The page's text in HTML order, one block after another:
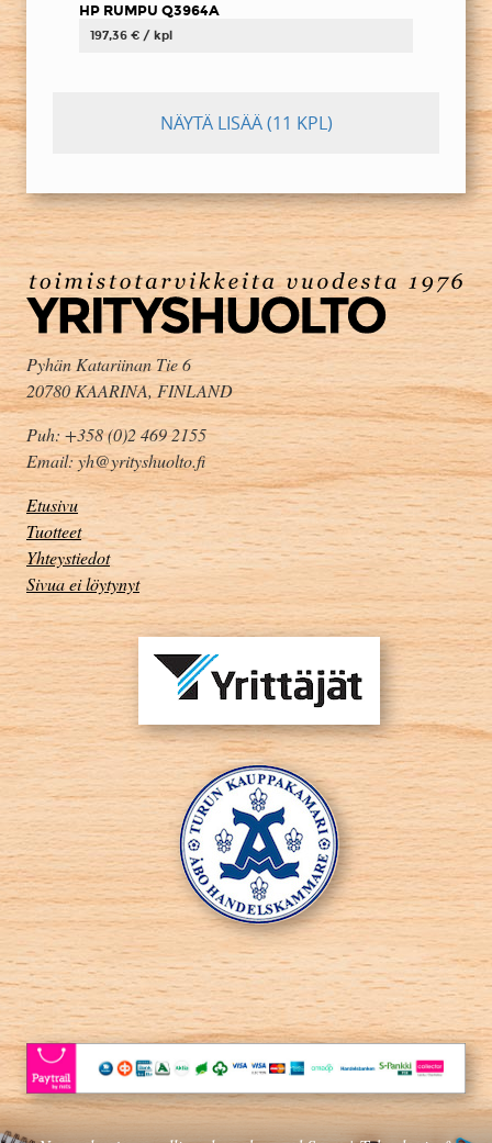
HP RUMPU Q3964A
197,36 € / kpl
NÄYTÄ LISÄÄ(11 KPL)
Pyhän Katariinan Tie 6
20780 KAARINA, FINLAND
Puh: +358 (0)2 469 2155
Email: yh@yrityshuolto.fi
Etusivu
Tuotteet
Yhteystiedot
Sivua ei löytynyt